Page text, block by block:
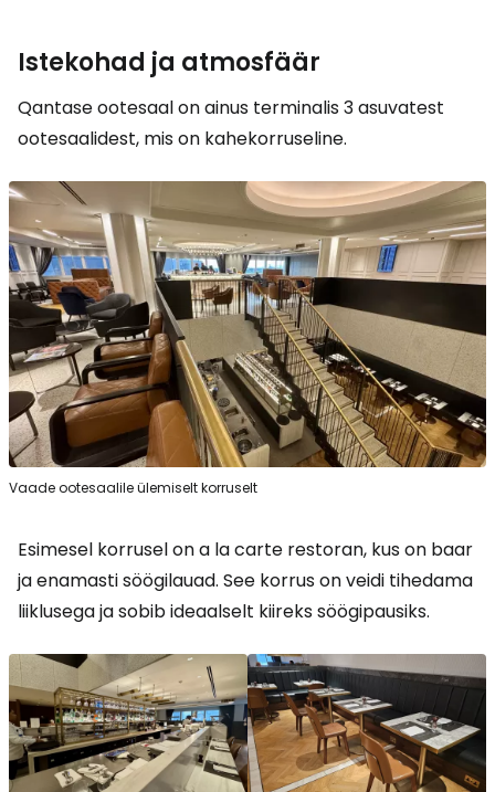
Istekohad ja atmosfäär
Qantase ootesaal on ainus terminalis 3 asuvatest
ootesaalidest, mis on kahekorruseline.
Vaade ootesaalile ülemiselt korruselt
Esimesel korrusel on a la carte restoran, kus on baar
ja enamasti söögilauad. See korrus on veidi tihedama
liiklusega ja sobib ideaalselt kiireks söögipausiks.